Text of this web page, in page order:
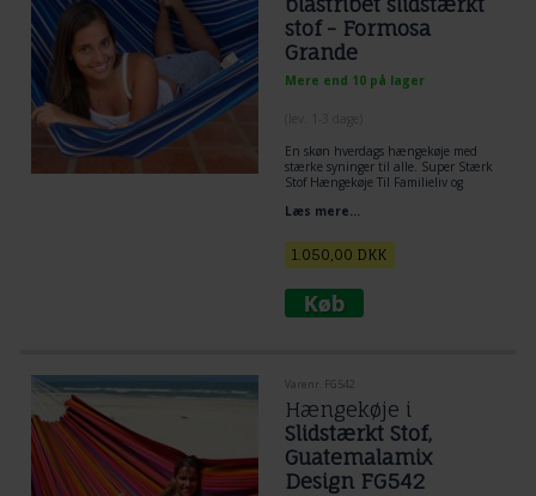
stof - Formosa
Grande
Mere end 10 på lager
En skøn hverdags hængekøje med
stærke syninger til alle. Super Stærk
Stof Hængekøje Til Familieliv og
kreativt legetøj til børn og voksne!
Læs mere...
1.050,00 DKK
Varenr. FG542
Hængekøje i
Slidstærkt Stof,
Guatemalamix
Design FG542